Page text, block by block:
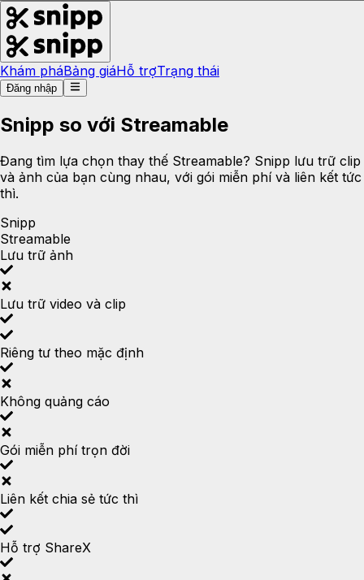
Khám pháBảng giáHỗ trợTrạng thái
Đăng nhập
Snipp so với Streamable
Đang tìm lựa chọn thay thế Streamable? Snipp lưu trữ clip
và ảnh của bạn cùng nhau, với gói miễn phí và liên kết tức
thì.
Snipp
Streamable
Lưu trữ ảnh
Lưu trữ video và clip
Riêng tư theo mặc định
Không quảng cáo
Gói miễn phí trọn đời
Liên kết chia sẻ tức thì
Hỗ trợ ShareX